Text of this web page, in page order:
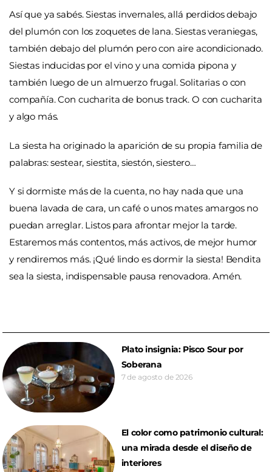
Así que ya sabés. Siestas invernales, allá perdidos debajo
del plumón con los zoquetes de lana. Siestas veraniegas,
también debajo del plumón pero con aire acondicionado.
Siestas inducidas por el vino y una comida pipona y
también luego de un almuerzo frugal. Solitarias o con
compañía. Con cucharita de bonus track. O con cucharita
y algo más.
La siesta ha originado la aparición de su propia familia de
palabras: sestear, siestita, siestón, siestero…
Y si dormiste más de la cuenta, no hay nada que una
buena lavada de cara, un café o unos mates amargos no
puedan arreglar. Listos para afrontar mejor la tarde.
Estaremos más contentos, más activos, de mejor humor
y rendiremos más. ¡Qué lindo es dormir la siesta! Bendita
sea la siesta, indispensable pausa renovadora. Amén.
Plato insignia: Pisco Sour por
Soberana
7 de agosto de 2026
El color como patrimonio cultural:
una mirada desde el diseño de
interiores